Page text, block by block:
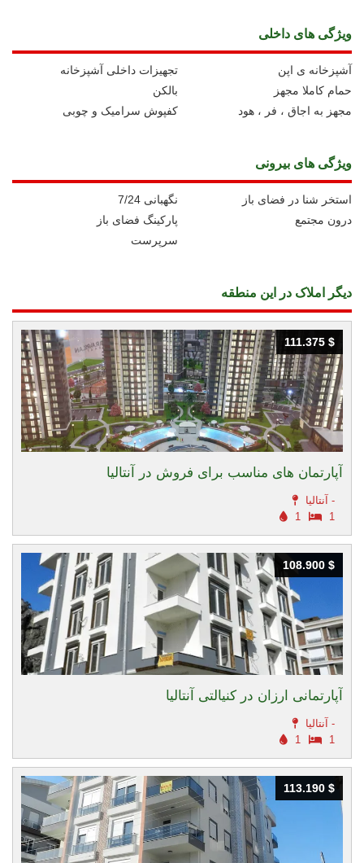
ویژگی های داخلی
تجهیزات داخلی آشپزخانه
آشپزخانه ی اپن
بالکن
حمام کاملا مجهز
کفپوش سرامیک و چوبی
مجهز به اجاق ، فر ، هود
ویژگی های بیرونی
نگهبانی 7/24
استخر شنا در فضای باز
پارکینگ فضای باز
درون مجتمع
سرپرست
دیگر املاک در این منطقه
آپارتمان های مناسب برای فروش در آنتالیا
آنتالیا -
1
1
111.375 $
111.375 $
آپارتمانی ارزان در کنیالتی آنتالیا
آنتالیا -
1
1
108.900 $
108.900 $
113.190 $
113.190 $